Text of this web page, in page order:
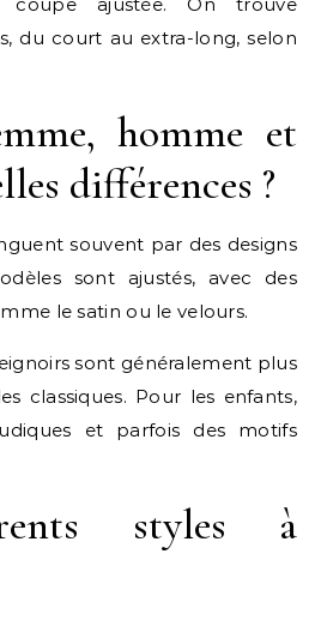
du court au extra-long, selon
homme et
différences ?
souvent par des designs
sont ajustés, avec des
le satin ou le velours.
sont généralement plus
classiques. Pour les enfants,
et parfois des motifs
styles à